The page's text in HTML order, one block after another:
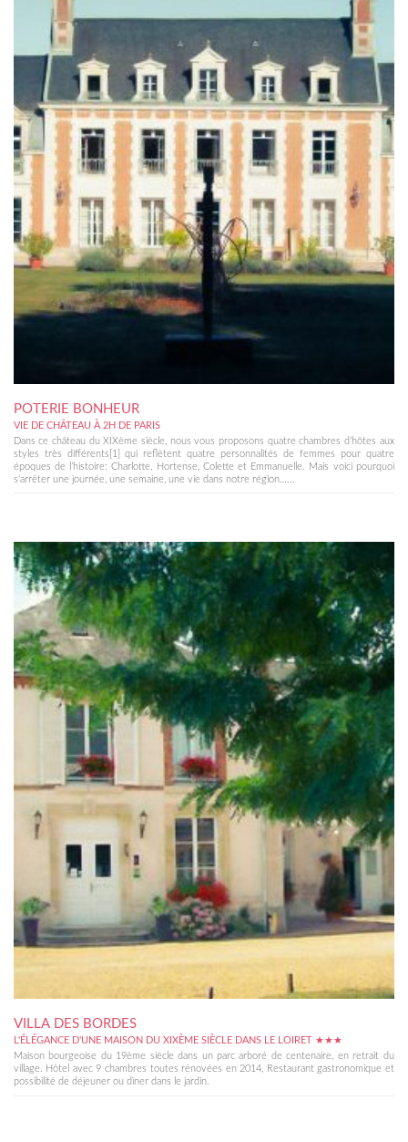
POTERIE BONHEUR
VIE DE CHÂTEAU À 2H DE PARIS
Dans ce château du XIXème siècle, nous vous proposons quatre chambres d’hôtes aux
styles très différents[1] qui reflètent quatre personnalités de femmes pour quatre
époques de l’histoire: Charlotte, Hortense, Colette et Emmanuelle. Mais voici pourquoi
s’arrêter une journée, une semaine, une vie dans notre région…...
VILLA DES BORDES
L'ÉLÉGANCE D'UNE MAISON DU XIXÈME SIÈCLE DANS LE LOIRET ★★★
Maison bourgeoise du 19ème siècle dans un parc arboré de centenaire, en retrait du
village. Hôtel avec 9 chambres toutes rénovées en 2014, Restaurant gastronomique et
possibilité de déjeuner ou dîner dans le jardin.